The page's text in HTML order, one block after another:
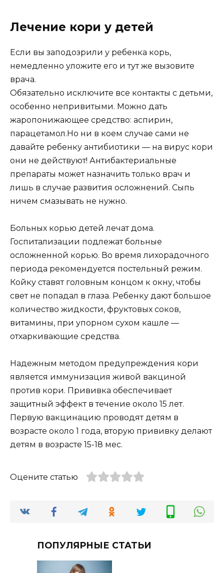
Лечение кори у детей
Если вы заподозрили у ребенка корь,
немедленно уложите его и тут же вызовите
врача.
Обязательно исключите все контакты с детьми,
особенно непривитыми. Можно дать
жаропонижающее средство: аспирин,
парацетамол.Но ни в коем случае сами не
давайте ребенку антибиотики — на вирус кори
они не действуют! Антибактериальные
препараты может назначить только врач и
лишь в случае развития осложнений. Сыпь
ничем смазывать не нужно.
Больных корью детей лечат дома.
Госпитализации подлежат больные
осложненной корью. Во время лихорадочного
периода рекомендуется постельный режим.
Койку ставят головным концом к окну, чтобы
свет не попадал в глаза. Ребенку дают большое
количество жидкости, фруктовых соков,
витамины, при упорном сухом кашле —
отхаркивающие средства.
Надежным методом предупреждения кори
является иммунизация живой вакциной
против кори. Прививка обеспечивает
защитный эффект в течение около 15 лет.
Первую вакцинацию проводят детям в
возрасте около 1 года, вторую прививку делают
детям в возрасте 15-18 мес.
Оцените статью
ПОПУЛЯРНЫЕ СТАТЬИ